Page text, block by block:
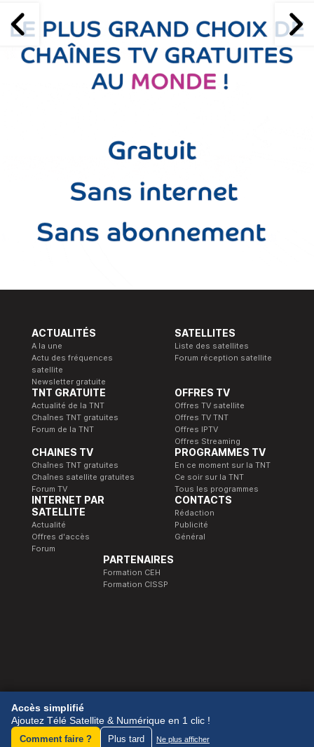
ACTUALITÉS
A la une
Actu des fréquences
satellite
Newsletter gratuite
SATELLITES
Liste des satellites
Forum réception satellite
TNT GRATUITE
Actualité de la TNT
Chaînes TNT gratuites
Forum de la TNT
OFFRES TV
Offres TV satellite
Offres TV TNT
Offres IPTV
Offres Streaming
CHAINES TV
Chaînes TNT gratuites
Chaînes satellite gratuites
Forum TV
PROGRAMMES TV
En ce moment sur la TNT
Ce soir sur la TNT
Tous les programmes
INTERNET PAR
SATELLITE
Actualité
Offres d'accès
Forum
CONTACTS
Rédaction
Publicité
Général
PARTENAIRES
Formation CEH
Formation CISSP
© 1989-2026 Télé Satellite et Numérique.
Accès simplifié
Ajoutez Télé Satellite & Numérique en 1 clic !
Comment faire ? Plus tard Ne plus afficher